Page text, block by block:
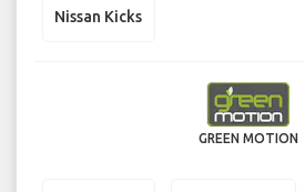
Nissan Kicks
GREEN MOTION